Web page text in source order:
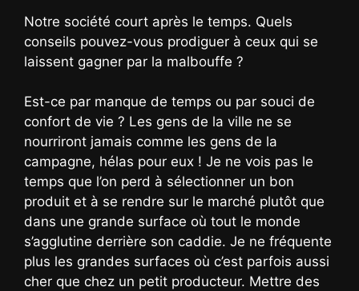
Notre société court après le temps. Quels
conseils pouvez-vous prodiguer à ceux qui se
laissent gagner par la malbouffe ?
Est-ce par manque de temps ou par souci de
confort de vie ? Les gens de la ville ne se
nourriront jamais comme les gens de la
campagne, hélas pour eux ! Je ne vois pas le
temps que l’on perd à sélectionner un bon
produit et à se rendre sur le marché plutôt que
dans une grande surface où tout le monde
s’agglutine derrière son caddie. Je ne fréquente
plus les grandes surfaces où c’est parfois aussi
cher que chez un petit producteur. Mettre des